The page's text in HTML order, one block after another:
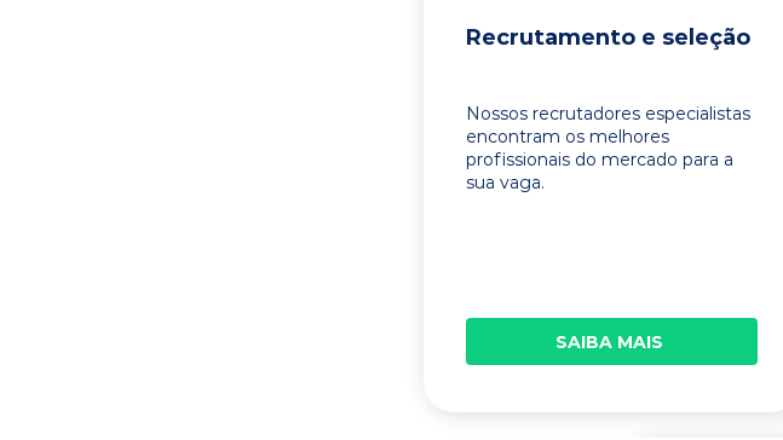
Recrutamento e seleção
Nossos recrutadores especialistas
encontram os melhores
profissionais do mercado para a
sua vaga.
SAIBA MAIS